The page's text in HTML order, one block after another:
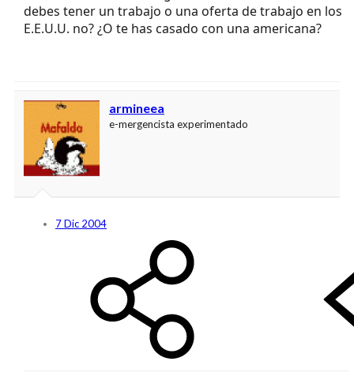
debes tener un trabajo o una oferta de trabajo en los
E.E.U.U. no? ¿O te has casado con una americana?
armineea
e-mergencista experimentado
7 Dic 2004